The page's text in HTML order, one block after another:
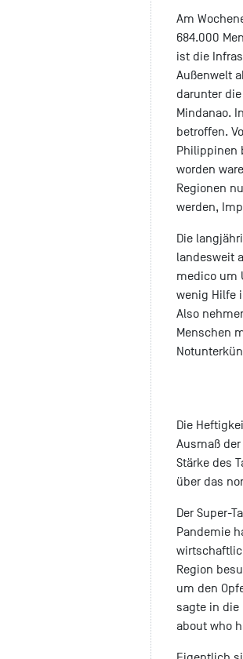
Am
684.000
ist die
Außenwelt
darunter
Mindanao.
betroffen.
Philippinen
worden
Regionen
werden,
Die
landesweit
medico um
wenig Hilfe
Also
Menschen
Die
Ausmaß
Stärke des
über das
Der Super-
Pandemie
Region
um den
sagte in die
about who